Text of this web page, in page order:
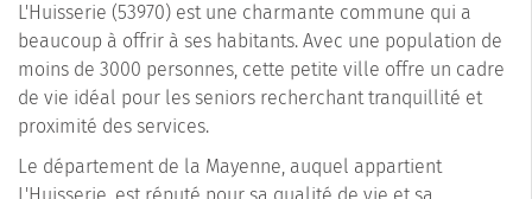
L'Huisserie (53970) est une charmante commune qui a
beaucoup à offrir à ses habitants. Avec une population de
moins de 3000 personnes, cette petite ville offre un cadre
de vie idéal pour les seniors recherchant tranquillité et
proximité des services.
Le département de la Mayenne, auquel appartient
L'Huisserie, est réputé pour sa qualité de vie et sa